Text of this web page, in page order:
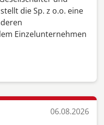
die Sp. z o.o. eine
Einzelunternehmen
06.08.2026